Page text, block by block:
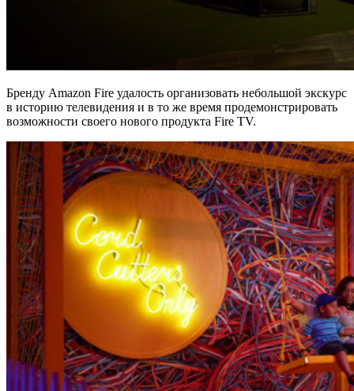
Бренду Amazon Fire удалость организовать небольшой экскурс
в историю телевидения и в то же время продемонстрировать
возможности своего нового продукта Fire TV.